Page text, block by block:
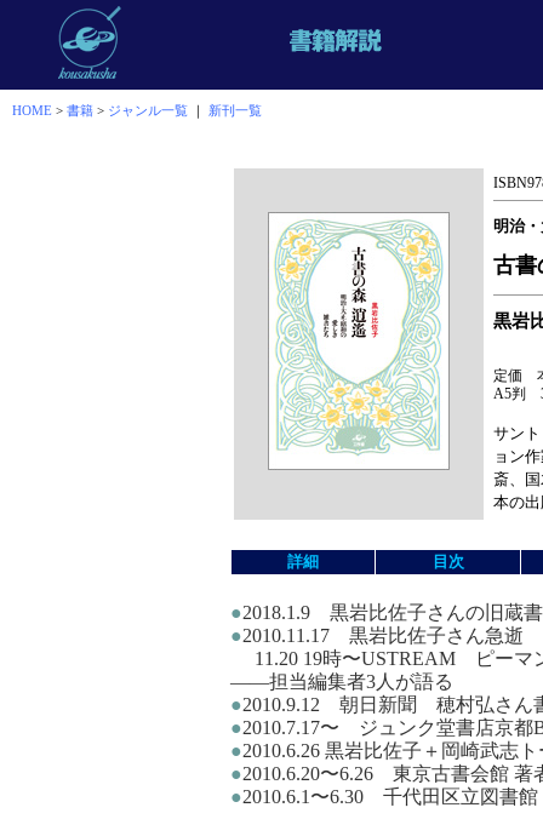
HOME > 書籍 > ジャンル一覧 ｜ 新刊一覧
明治
古書
黒岩
定価
A5判
サン
ョン
斎、
本の
詳細 目次
●2018.1.9 黒岩比佐子さんの旧蔵
●2010.11.17 黒岩比佐子さん急逝
11.20 19時〜USTREAM ピーマ
——担当編集者3人が語る
●2010.9.12 朝日新聞 穂村弘さん
●2010.7.17〜 ジュンク堂書店京都
●2010.6.26 黒岩比佐子＋岡崎武志
●2010.6.20〜6.26 東京古書会館 著
●2010.6.1〜6.30 千代田区立図書